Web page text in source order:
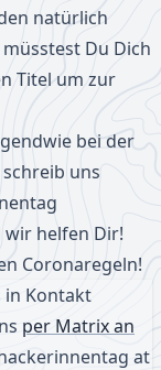
natürlich
Du Dich
Titel um zur
bei der
uns
helfen Dir!
Coronaregeln!
in Kontakt
per Matrix an
at